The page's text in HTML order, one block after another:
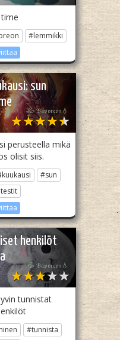
time
#lemmikki
sun
💦 𝔙𝔞𝔭𝔬𝔯𝔢𝔬𝔫💧
perusteella mikä
olisit siis.
#sun
henkilöt
💦 𝔙𝔞𝔭𝔬𝔯𝔢𝔬𝔫💧
tunnistat
#tunnista